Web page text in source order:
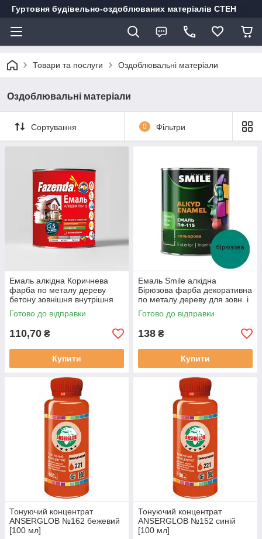
Гуртовня будівельно-оздоблюваних матеріалів СТЕН
Товари та послуги Оздоблювальні матеріали
Оздоблювальні матеріали
Сортування 0 Фільтри
Емаль алкідна Коричнева
фарба по металу дереву
бетону зовнішня внутрішня
ПФ 115 F [0.9 кг]
Готово до відправки
110,70 ₴
Купити
Емаль Smile алкідна
Бірюзова фарба декоративна
по металу дереву для зовн. і
внутр. робіт Smile ПФ-115
[0.9кг
Готово до відправки
138 ₴
Купити
Тонуючий концентрат
ANSERGLOB №162 бежевий
[100 мл]
Тонуючий концентрат
ANSERGLOB №152 синій
[100 мл]